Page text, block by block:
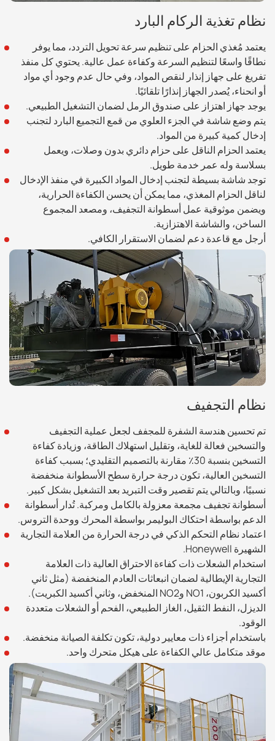
نظام تغذية الركام البارد
يعتمد مُغذي الحزام على تنظيم سرعة تحويل التردد، مما يوفر
نطاقًا واسعًا لتنظيم السرعة وكفاءة عمل عالية. يحتوي كل منفذ
تفريغ على جهاز إنذار لنقص المواد، وفي حال عدم وجود أي مواد
أو انحناء، يُصدر الجهاز إنذارًا تلقائيًا.
يوجد جهاز اهتزاز على صندوق الرمل لضمان التشغيل الطبيعي.
يتم وضع شاشة في الجزء العلوي من قمع التجميع البارد لتجنب
إدخال كمية كبيرة من المواد.
يعتمد الحزام الناقل على حزام دائري بدون وصلات، ويعمل
بسلاسة وله عمر خدمة طويل.
توجد شاشة بسيطة لتجنب إدخال المواد الكبيرة في منفذ الإدخال
لناقل الحزام المغذي، مما يمكن أن يحسن الكفاءة الحرارية،
ويضمن موثوقية عمل أسطوانة التجفيف، ومصعد المجموع
الساخن، والشاشة الاهتزازية.
أرجل مع قاعدة دعم لضمان الاستقرار الكافي.
نظام التجفيف
تم تحسين هندسة الشفرة للمجفف لجعل عملية التجفيف
والتسخين فعالة للغاية، وتقليل استهلاك الطاقة، وزيادة كفاءة
التسخين بنسبة 30٪ مقارنة بالتصميم التقليدي؛ بسبب كفاءة
التسخين العالية، تكون درجة حرارة سطح الأسطوانة منخفضة
نسبيًا، وبالتالي يتم تقصير وقت التبريد بعد التشغيل بشكل كبير.
أسطوانة تجفيف مجمعة معزولة بالكامل ومركبة. تُدار أسطوانة
الدعم بواسطة احتكاك البوليمر بواسطة المحرك ووحدة التروس.
اعتماد نظام التحكم الذكي في درجة الحرارة من العلامة التجارية
الشهيرة Honeywell.
استخدام الشعلات ذات كفاءة الاحتراق العالية ذات العلامة
التجارية الإيطالية لضمان انبعاثات العادم المنخفضة (مثل ثاني
أكسيد الكربون، NO1 وNO2 المنخفض، وثاني أكسيد الكبريت).
الديزل، النفط الثقيل، الغاز الطبيعي، الفحم أو الشعلات متعددة
الوقود.
باستخدام أجزاء ذات معايير دولية، تكون تكلفة الصيانة منخفضة.
موقد متكامل عالي الكفاءة على هيكل متحرك واحد.